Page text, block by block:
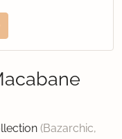
(Bazarchic,